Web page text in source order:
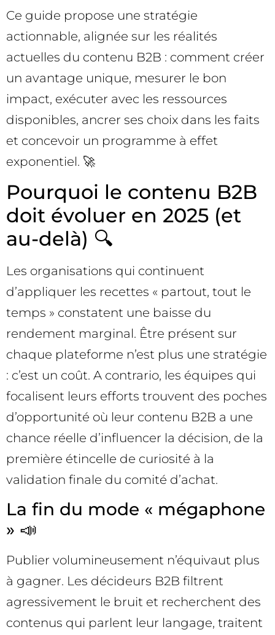
Ce guide propose une stratégie
actionnable, alignée sur les réalités
actuelles du contenu B2B : comment créer
un avantage unique, mesurer le bon
impact, exécuter avec les ressources
disponibles, ancrer ses choix dans les faits
et concevoir un programme à effet
exponentiel. 🚀
Pourquoi le contenu B2B
doit évoluer en 2025 (et
au-delà) 🔍
Les organisations qui continuent
d’appliquer les recettes « partout, tout le
temps » constatent une baisse du
rendement marginal. Être présent sur
chaque plateforme n’est plus une stratégie
: c’est un coût. A contrario, les équipes qui
focalisent leurs efforts trouvent des poches
d’opportunité où leur contenu B2B a une
chance réelle d’influencer la décision, de la
première étincelle de curiosité à la
validation finale du comité d’achat.
La fin du mode « mégaphone
» 📣
Publier volumineusement n’équivaut plus
à gagner. Les décideurs B2B filtrent
agressivement le bruit et recherchent des
contenus qui parlent leur langage, traitent